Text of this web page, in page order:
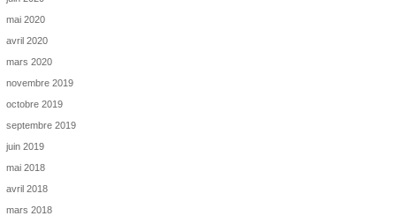
mai 2020
avril 2020
mars 2020
novembre 2019
octobre 2019
septembre 2019
juin 2019
mai 2018
avril 2018
mars 2018